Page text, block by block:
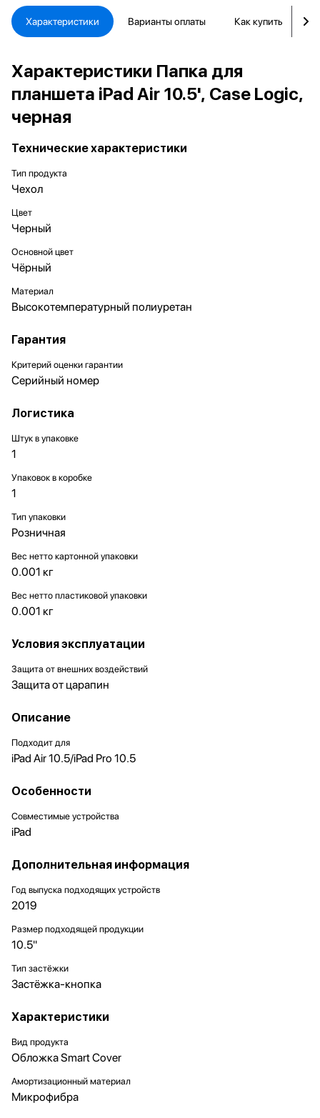
Характеристики Варианты оплаты Как купить
Характеристики Папка для
планшета iPad Air 10.5', Case Logic,
черная
Технические характеристики
Тип продукта
Чехол
Цвет
Черный
Основной цвет
Чёрный
Материал
Высокотемпературный полиуретан
Гарантия
Критерий оценки гарантии
Серийный номер
Логистика
Штук в упаковке
1
Упаковок в коробке
1
Тип упаковки
Розничная
Вес нетто картонной упаковки
0.001 кг
Вес нетто пластиковой упаковки
0.001 кг
Условия эксплуатации
Защита от внешних воздействий
Защита от царапин
Описание
Подходит для
iPad Air 10.5/iPad Pro 10.5
Особенности
Совместимые устройства
iPad
Дополнительная информация
Год выпуска подходящих устройств
2019
Размер подходящей продукции
10.5"
Тип застёжки
Застёжка-кнопка
Характеристики
Вид продукта
Обложка Smart Cover
Амортизационный материал
Микрофибра